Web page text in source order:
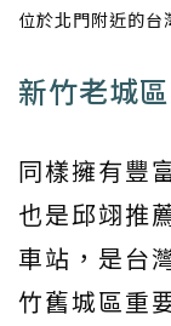
位於北門附近的
新竹老城
同樣擁有豐
也是邱翊推
車站，是台
竹舊城區重